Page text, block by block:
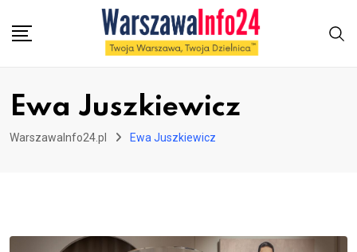
Ewa Juszkiewicz
WarszawaInfo24.pl Ewa Juszkiewicz